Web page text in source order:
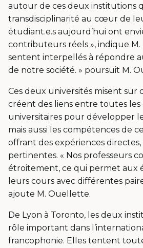
dans
une
autour de ces deux institutions
transdisciplinarité au cœur de
étudiant.e.s aujourd’hui ont
contributeurs réels », indique M.
sentent interpellés à répondre
de notre société. » poursuit M.
Ces deux universités misent sur
créent des liens entre toutes les
universitaires pour développer
mais aussi les compétences de
offrant des expériences
pertinentes. « Nos professeurs
étroitement, ce qui permet aux
leurs cours avec différentes
ajoute M. Ouellette.
De Lyon à Toronto, les deux
rôle important dans
francophonie. Elles tentent